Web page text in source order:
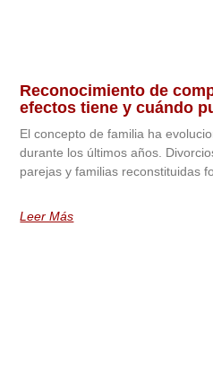
Reconocimiento de
efectos tiene y cuándo
El concepto de familia ha
durante los últimos años.
parejas y familias reconstituidas
Leer Más